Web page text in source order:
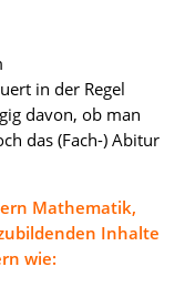
in der Regel
davon, ob man
das (Fach-) Abitur
Mathematik,
Inhalte
wie: